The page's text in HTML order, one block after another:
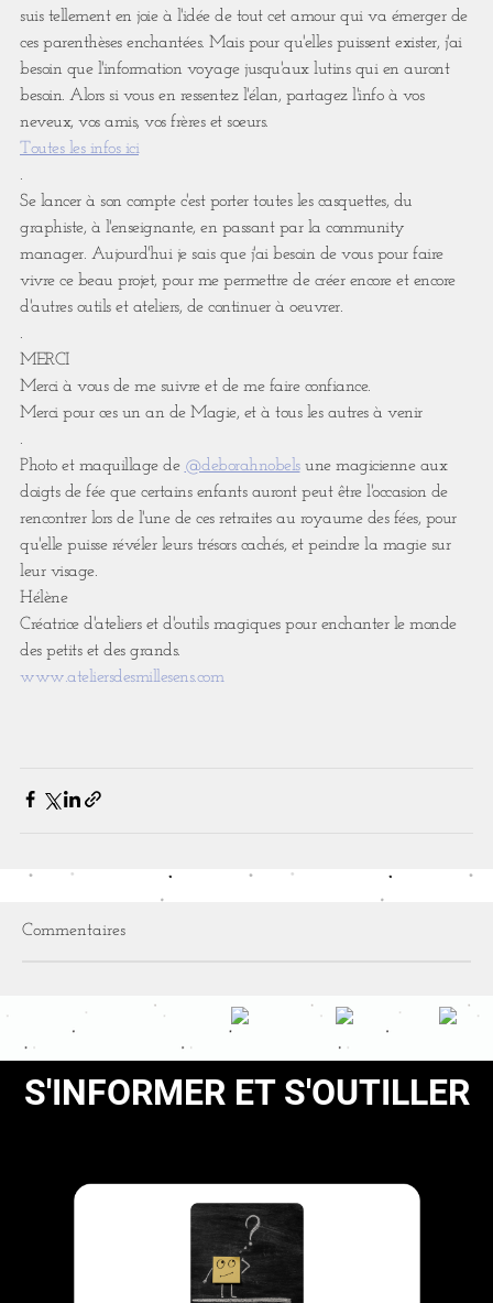
suis tellement en joie à l'idée de tout cet amour qui va émerger de
ces parenthèses enchantées. Mais pour qu'elles puissent exister, j'ai
besoin que l'information voyage jusqu'aux lutins qui en auront
besoin. Alors si vous en ressentez l'élan, partagez l'info à vos
neveux, vos amis, vos frères et soeurs.
Toutes les infos ici
.
Se lancer à son compte c'est porter toutes les casquettes, du
graphiste, à l'enseignante, en passant par la community
manager. Aujourd'hui je sais que j'ai besoin de vous pour faire
vivre ce beau projet, pour me permettre de créer encore et encore
d'autres outils et ateliers, de continuer à oeuvrer.
.
MERCI
Merci à vous de me suivre et de me faire confiance.
Merci pour ces un an de Magie, et à tous les autres à venir
.
Photo et maquillage de @deborahnobelsune magicienne aux
doigts de fée que certains enfants auront peut être l'occasion de
rencontrer lors de l'une de ces retraites au royaume des fées, pour
qu'elle puisse révéler leurs trésors cachés, et peindre la magie sur
leur visage.
Hélène
Créatrice d'ateliers et d'outils magiques pour enchanter le monde
des petits et des grands.
www.ateliersdesmillesens.com
Commentaires
S'INFORMER ET S'OUTILLER